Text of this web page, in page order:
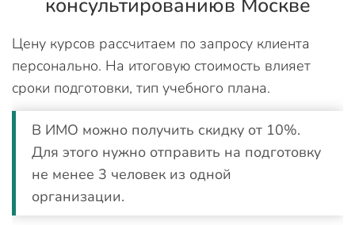
консультированиюв Москве
Цену курсов рассчитаем по запросу клиента
персонально. На итоговую стоимость влияет
сроки подготовки, тип учебного плана.
В ИМО можно получить скидку от 10%.
Для этого нужно отправить на подготовку
не менее 3 человек из одной
организации.